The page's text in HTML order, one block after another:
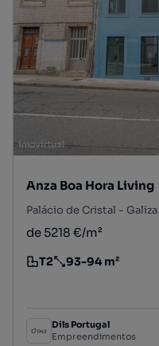
Anza Boa Hora Living
de 5218 €/m²
Tipologia
T2
Preço por metro
93-94 m²
Dils Portugal
Empreendimentos